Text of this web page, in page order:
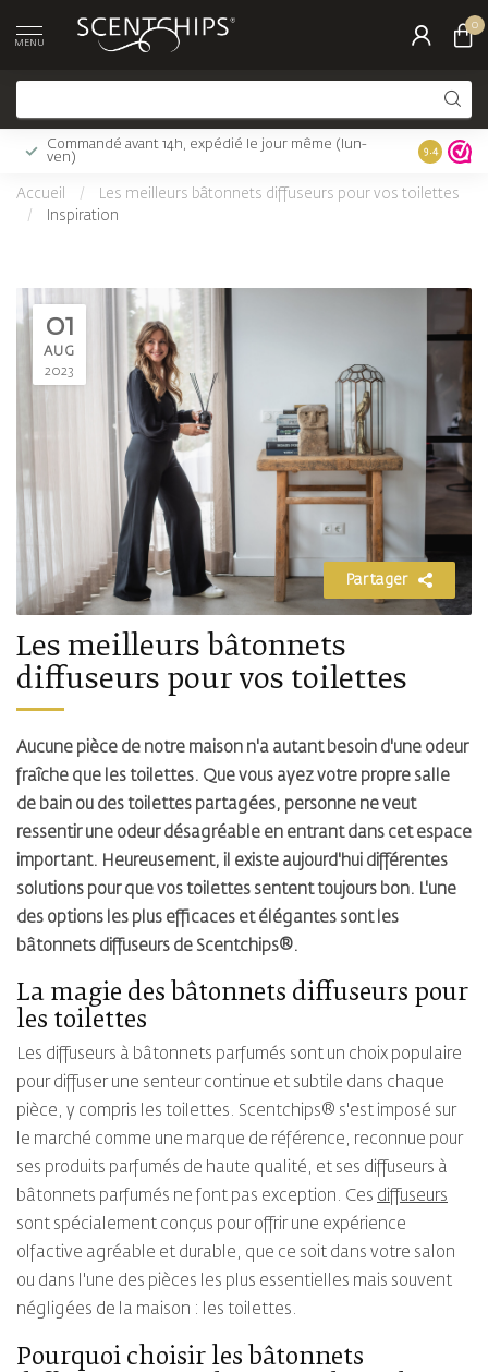
MENU
0
Commandé avant 14h, expédié le jour même (lun-
ven)
Livraison
9.4
Accueil /
Les meilleurs bâtonnets diffuseurs pour vos toilettes
/
Inspiration
01
AUG
2023
Partager
Les meilleurs bâtonnets
diffuseurs pour vos toilettes
Aucune pièce de notre maison n'a autant besoin d'une odeur
fraîche que les toilettes. Que vous ayez votre propre salle
de bain ou des toilettes partagées, personne ne veut
ressentir une odeur désagréable en entrant dans cet espace
important. Heureusement, il existe aujourd'hui différentes
solutions pour que vos toilettes sentent toujours bon. L'une
des options les plus efficaces et élégantes sont les
bâtonnets diffuseurs de Scentchips®.
La magie des bâtonnets diffuseurs pour
les toilettes
Les diffuseurs à bâtonnets parfumés sont un choix populaire
pour diffuser une senteur continue et subtile dans chaque
pièce, y compris les toilettes. Scentchips® s'est imposé sur
le marché comme une marque de référence, reconnue pour
ses produits parfumés de haute qualité, et ses diffuseurs à
bâtonnets parfumés ne font pas exception. Ces diffuseurs
sont spécialement conçus pour offrir une expérience
olfactive agréable et durable, que ce soit dans votre salon
ou dans l'une des pièces les plus essentielles mais souvent
négligées de la maison : les toilettes.
Pourquoi choisir les bâtonnets